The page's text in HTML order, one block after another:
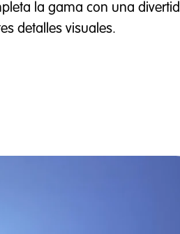
la gama con una
detalles visuales.